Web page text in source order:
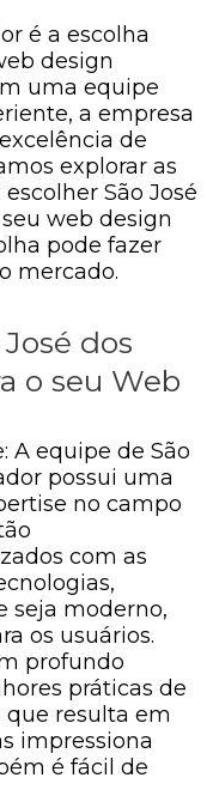
é a escolha
design
uma equipe
a empresa
de
explorar as
São José
web design
pode fazer
mercado.
dos
o seu Web
A equipe de São
possui uma
no campo
com as
seja moderno,
os usuários.
profundo
práticas de
que resulta em
impressiona
é fácil de